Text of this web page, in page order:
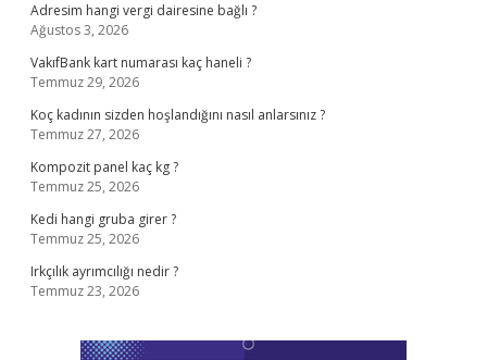
Adresim hangi vergi dairesine bağlı ?
Ağustos 3, 2026
VakıfBank kart numarası kaç haneli ?
Temmuz 29, 2026
Koç kadının sizden hoşlandığını nasıl anlarsınız ?
Temmuz 27, 2026
Kompozit panel kaç kg ?
Temmuz 25, 2026
Kedi hangi gruba girer ?
Temmuz 25, 2026
Irkçılık ayrımcılığı nedir ?
Temmuz 23, 2026